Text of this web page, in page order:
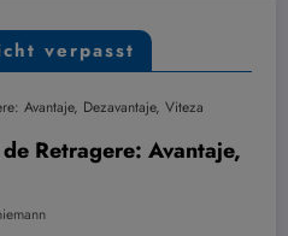
verpasst
Avantaje,